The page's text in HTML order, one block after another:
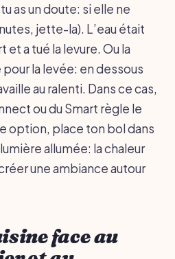
as un doute: si elle ne
jette-la). L’eau était
et a tué la levure. Ou la
la levée: en dessous
au ralenti. Dans ce cas,
ou du Smart règle le
option, place ton bol dans
allumée: la chaleur
une ambiance autour
face au